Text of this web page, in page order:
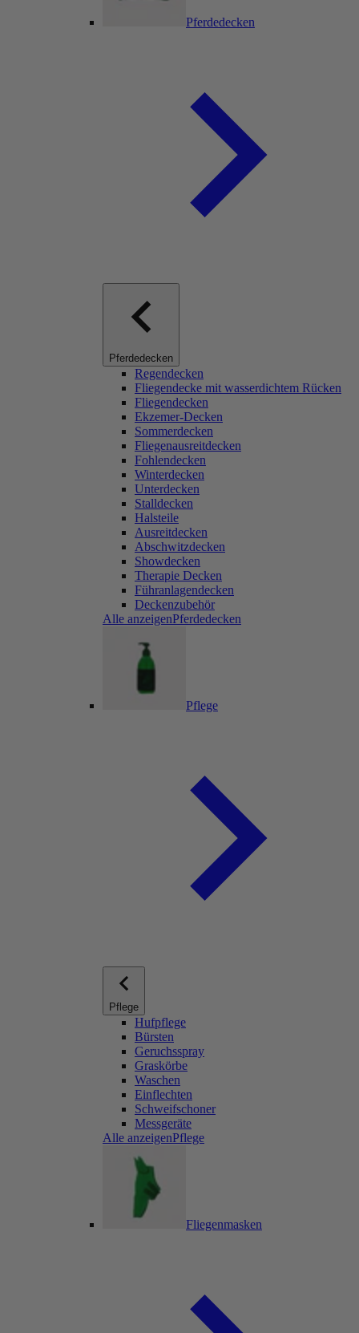
Pferdedecken
Pferdedecken
Regendecken
Fliegendecke mit wasserdichtem Rücken
Fliegendecken
Ekzemer-Decken
Sommerdecken
Fliegenausreitdecken
Fohlendecken
Winterdecken
Unterdecken
Stalldecken
Halsteile
Ausreitdecken
Abschwitzdecken
Showdecken
Therapie Decken
Führanlagendecken
Deckenzubehör
Alle anzeigenPferdedecken
Pflege
Pflege
Hufpflege
Bürsten
Geruchsspray
Graskörbe
Waschen
Einflechten
Schweifschoner
Messgeräte
Alle anzeigenPflege
Fliegenmasken